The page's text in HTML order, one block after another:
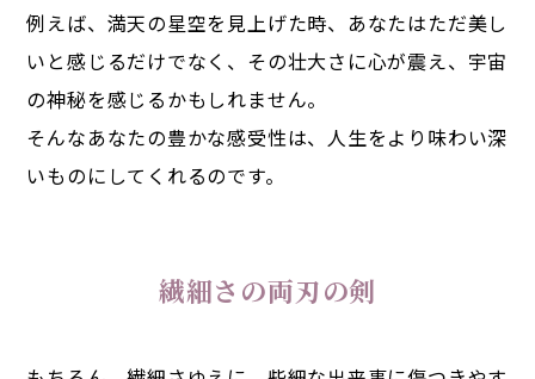
例えば、満天の星空を見上げた時、あなたはただ美し
いと感じるだけでなく、その壮大さに心が震え、宇宙
の神秘を感じるかもしれません。
そんなあなたの豊かな感受性は、人生をより味わい深
いものにしてくれるのです。
繊細さの両刃の剣